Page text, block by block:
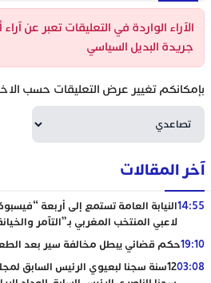
الآراء الواردة في التعليقات تعبر عن
جريدة البديل السياسي
بإمكانكم تغيير عرض التعليقات حسب
آخر المقالات
14:55النيابة العامة تستمع إلى أربعة
لاعبي المنتخب المغربي بـ”التآمر
19:10حكم قضائي يبطل مخالفة سير بعد الطعن
03:08